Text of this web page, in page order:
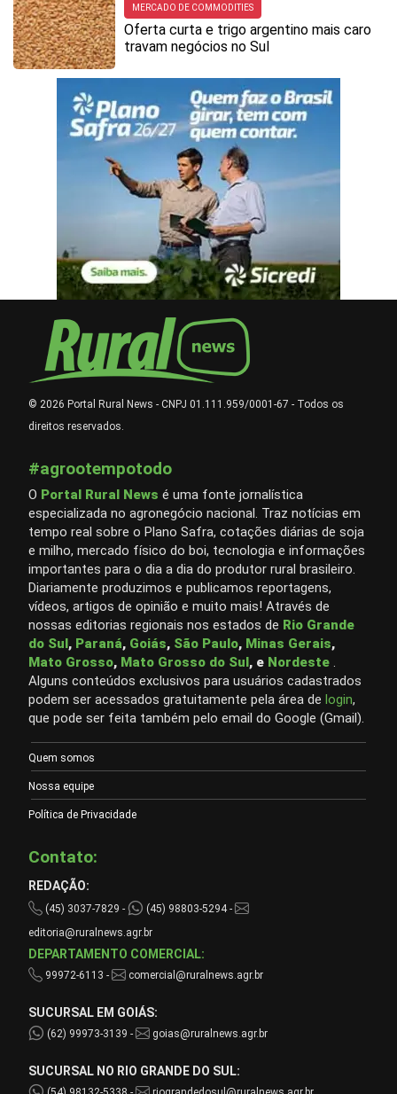
MERCADO DE COMMODITIES
Oferta curta e trigo argentino mais caro
travam negócios no Sul
© 2026 Portal Rural News - CNPJ 01.111.959/0001-67 - Todos os
direitos reservados.
#agrootempotodo
O Portal Rural News é uma fonte jornalística
especializada no agronegócio nacional. Traz notícias em
tempo real sobre o Plano Safra, cotações diárias de soja
e milho, mercado físico do boi, tecnologia e informações
importantes para o dia a dia do produtor rural brasileiro.
Diariamente produzimos e publicamos reportagens,
vídeos, artigos de opinião e muito mais! Através de
nossas editorias regionais nos estados de Rio Grande
do Sul, Paraná, Goiás, São Paulo, Minas Gerais,
Mato Grosso, Mato Grosso do Sul, e Nordeste .
Alguns conteúdos exclusivos para usuários cadastrados
podem ser acessados gratuitamente pela área de login,
que pode ser feita também pelo email do Google (Gmail).
Quem somos
Nossa equipe
Política de Privacidade
Contato:
REDAÇÃO:
(45) 3037-7829 -
(45) 98803-5294 -
editoria@ruralnews.agr.br
DEPARTAMENTO COMERCIAL:
99972-6113 - comercial@ruralnews.agr.br
SUCURSAL EM GOIÁS:
(62) 99973-3139 - goias@ruralnews.agr.br
SUCURSAL NO RIO GRANDE DO SUL: